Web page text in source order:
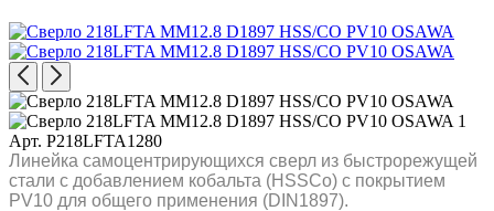
Арт. P218LFTA1280
Линейка самоцентрирующихся сверл из быстрорежущей
стали с добавлением кобальта (HSSCo) c покрытием
PV10 для общего применения (DIN1897).